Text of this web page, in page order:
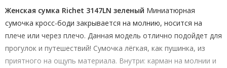
Женская сумка Richet 3147LN зеленый Миниатюрная
сумочка кросс-боди закрывается на молнию, носится на
плече или через плечо. Данная модель отлично подойдет для
прогулок и путешествий! Сумочка лёгкая, как пушинка, из
приятного на ощупь материала. Внутри: карман на молнии и